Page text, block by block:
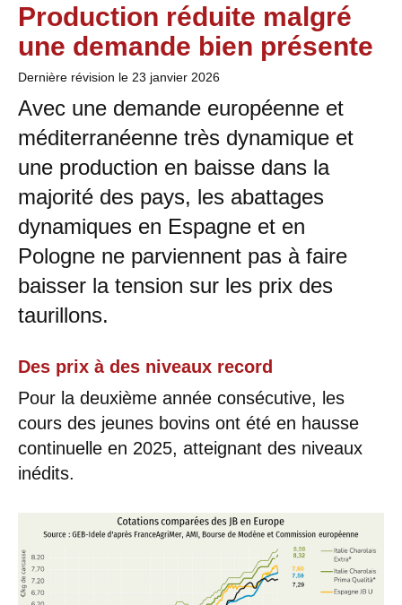
Production réduite malgré
une demande bien présente
Dernière révision le 23 janvier 2026
Avec une demande européenne et
méditerranéenne très dynamique et
une production en baisse dans la
majorité des pays, les abattages
dynamiques en Espagne et en
Pologne ne parviennent pas à faire
baisser la tension sur les prix des
taurillons.
Des prix à des niveaux record
Pour la deuxième année consécutive, les
cours des jeunes bovins ont été en hausse
continuelle en 2025, atteignant des niveaux
inédits.